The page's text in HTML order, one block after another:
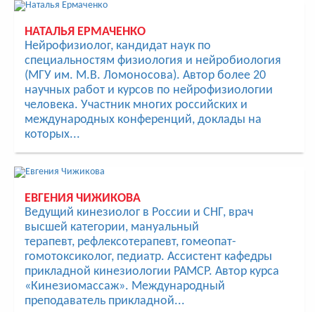
НАТАЛЬЯ ЕРМАЧЕНКО
Нейрофизиолог, кандидат наук по
специальностям физиология и нейробиология
(МГУ им. М.В. Ломоносова). Автор более 20
научных работ и курсов по нейрофизиологии
человека. Участник многих российских и
международных конференций, доклады на
которых...
ЕВГЕНИЯ ЧИЖИКОВА
Ведущий кинезиолог в России и СНГ, врач
высшей категории, мануальный
терапевт, рефлексотерапевт, гомеопат-
гомотоксиколог, педиатр. Ассистент кафедры
прикладной кинезиологии РАМСР. Автор курса
«Кинезиомассаж». Международный
преподаватель прикладной...